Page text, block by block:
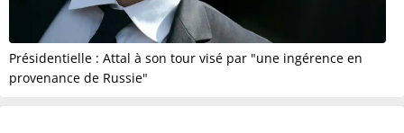
Présidentielle : Attal à son tour visé par "une ingérence en
provenance de Russie"